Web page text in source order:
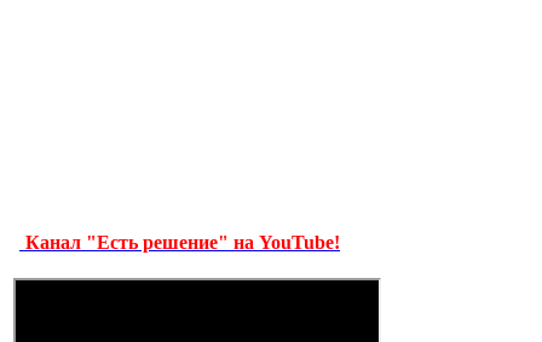
Канал "Есть решение" на YouTube!